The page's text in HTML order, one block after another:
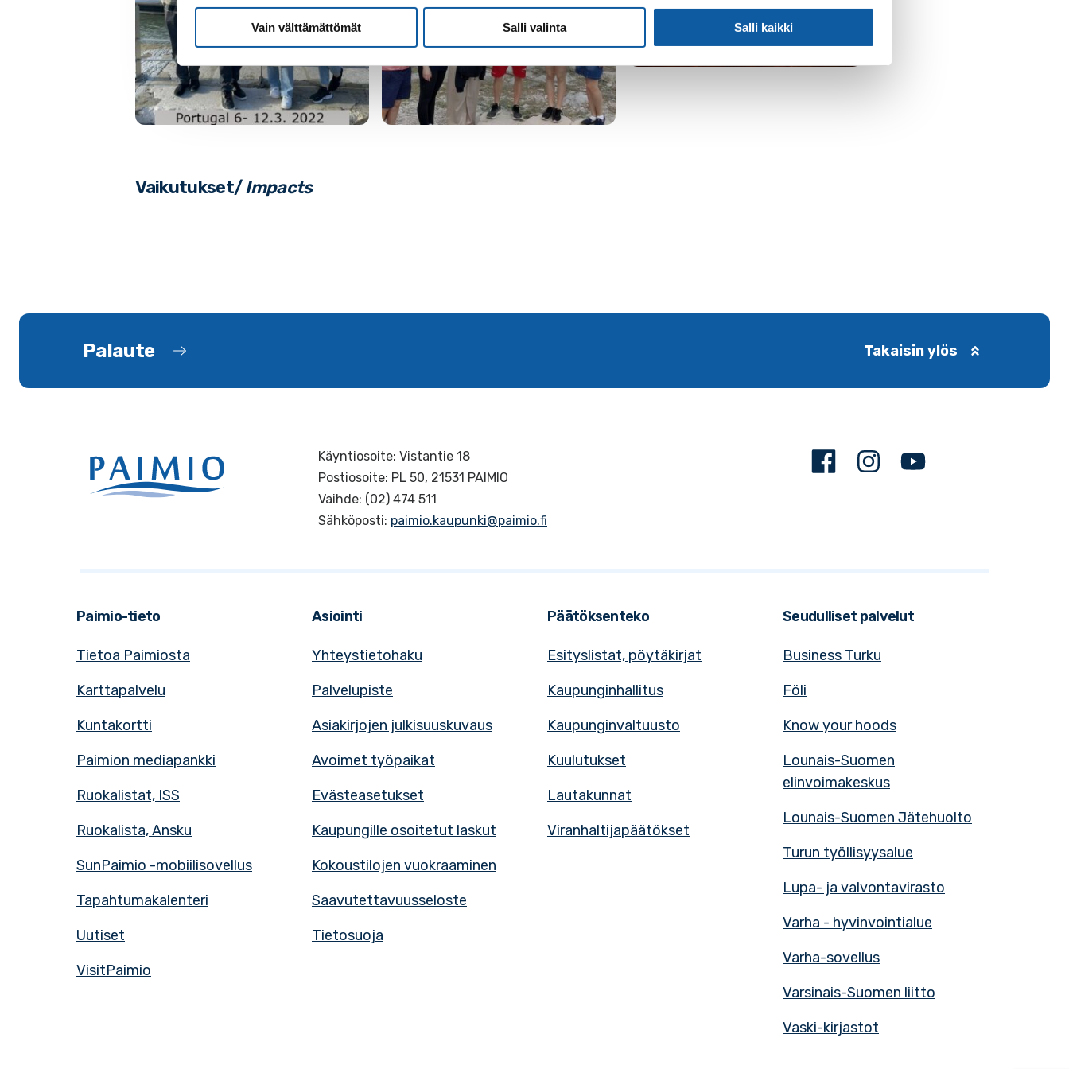
Vain välttämättömät Salli valinta Salli kaikki
Vaikutukset/Impacts
Palaute Takaisin ylös
Käyntiosoite: Vistantie 18
Postiosoite: PL 50, 21531 PAIMIO
Vaihde: (02) 474 511
Sähköposti: paimio.kaupunki@paimio.fi
FacebookInstagram
Paimio-tieto
Tietoa Paimiosta
Karttapalvelu
Kuntakortti
Paimion mediapankki
Ruokalistat, ISS
Ruokalista, Ansku
SunPaimio -mobiilisovellus
Tapahtumakalenteri
Uutiset
VisitPaimio
Asiointi
Yhteystietohaku
Palvelupiste
Asiakirjojen julkisuuskuvaus
Avoimet työpaikat
Evästeasetukset
Kaupungille osoitetut laskut
Kokoustilojen vuokraaminen
Saavutettavuusseloste
Tietosuoja
Päätöksenteko
Esityslistat, pöytäkirjat
Kaupunginhallitus
Kaupunginvaltuusto
Kuulutukset
Lautakunnat
Viranhaltijapäätökset
Seudulliset palvelut
Business Turku
Föli
Know your hoods
Lounais-Suomen
elinvoimakeskus
Lounais-Suomen Jätehuolto
Turun työllisyysalue
Lupa- ja valvontavirasto
Varha - hyvinvointialue
Varha-sovellus
Varsinais-Suomen liitto
Vaski-kirjastot